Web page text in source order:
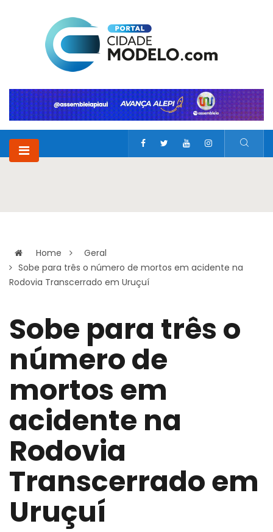
Home
Geral
Sobe para três o número de mortos em acidente na
Rodovia Transcerrado em Uruçuí
Sobe para três o
número de
mortos em
acidente na
Rodovia
Transcerrado em
Uruçuí